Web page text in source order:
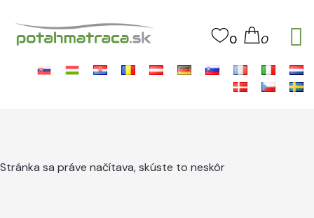
0
0
Stránka sa práve načítava, skúste to neskôr